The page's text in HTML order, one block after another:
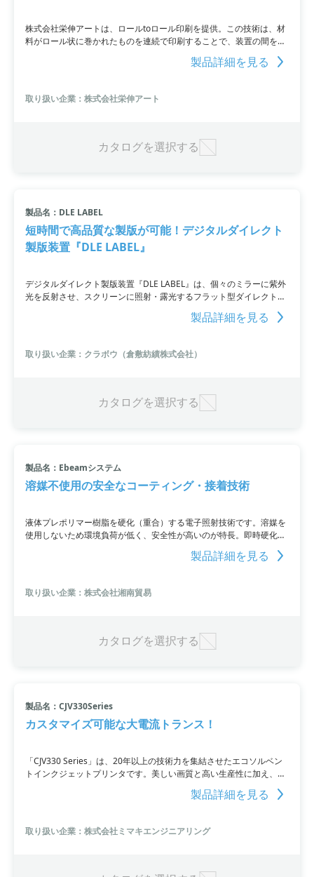
株式会社栄伸アートは、ロールtoロール印刷を提供。この技術は、材
料がロール状に巻かれたものを連続で印刷することで、装置の間を連
続的に流れるため、搬送工程に手間や装置を省くことができます。こ
れにより、段取り工数と生産コストを削減することが可能です。ま
能性部品への応用も可能。
製品詳細を見る
取り扱い企業：株式会社栄伸アート
カタログを選択する
製品名：DLE LABEL
短時間で高品質な製版が可能！デジタルダイレクト
製版装置『DLE LABEL』
デジタルダイレクト製版装置『DLE LABEL』は、個々のミラーに紫外
光を反射させ、スクリーンに照射・露光するフラット型ダイレクト露
光システムです。感光乳剤以外の消耗品が不要で、フィルム等のマス
キングのための時間とコストを削減。高繊細な製版が可能で、製版工
製品詳細を見る
取り扱い企業：クラボウ（倉敷紡績株式会社）
カタログを選択する
製品名：Ebeamシステム
溶媒不使用の安全なコーティング・接着技術
液体プレポリマー樹脂を硬化（重合）する電子照射技術です。溶媒を
使用しないため環境負荷が低く、安全性が高いのが特長。即時硬化で
生産効率を向上させることができ、耐熱性・耐久性・溶剤耐性も優秀
です。さまざまな用途に活用でき、コーティング時のVOC排出量も削
製品詳細を見る
取り扱い企業：株式会社湘南貿易
カタログを選択する
製品名：CJV330Series
カスタマイズ可能な大電流トランス！
「CJV330 Series」は、20年以上の技術力を集結させたエコソルベン
トインクジェットプリンタです。美しい画質と高い生産性に加え、省
作業をアシストする高付加価値機能を備え、お客様のニーズに合わせ
たラインアップが充実しています。圧倒的な画質と高生産性、省作
製品詳細を見る
取り扱い企業：株式会社ミマキエンジニアリング